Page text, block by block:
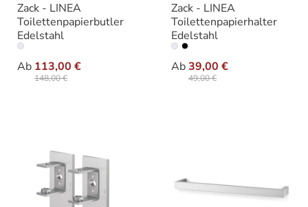
Zack - LINEA
Toilettenpapierbutler
Edelstahl
Ab 113,00 €
148,00 €
Ausführung
Zack - LINEA
Toilettenpapierhalter
Edelstahl
Ab39,00 €
49,00 €
Ausführung